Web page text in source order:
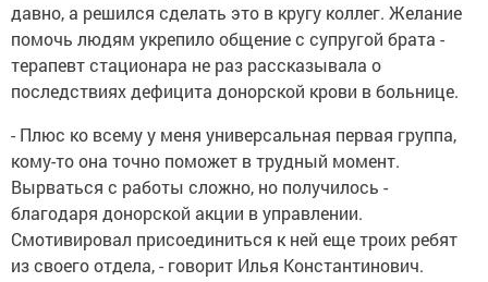
давно, а решился сделать это в кругу коллег. Желание
помочь людям укрепило общение с супругой брата -
терапевт стационара не раз рассказывала о
последствиях дефицита донорской крови в больнице.
- Плюс ко всему у меня универсальная первая группа,
кому-то она точно поможет в трудный момент.
Вырваться с работы сложно, но получилось -
благодаря донорской акции в управлении.
Смотивировал присоединиться к ней еще троих ребят
из своего отдела, - говорит Илья Константинович.